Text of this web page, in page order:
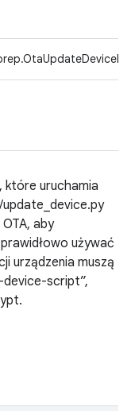
które uruchamia
aby
używać
urządzenia muszą
device-script”,